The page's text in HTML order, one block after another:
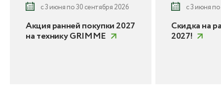
с 3 июня по 30 сентября 2026
Акция ранней покупки 2027
на технику GRIMME
с 3 июня
Скидка на
2027!